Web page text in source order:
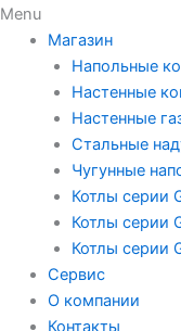
Menu
Магазин
Напольные
Настенные
Настенные
Стальные
Чугунные
Котлы серии
Котлы серии
Котлы серии
Сервис
О компании
Контакты